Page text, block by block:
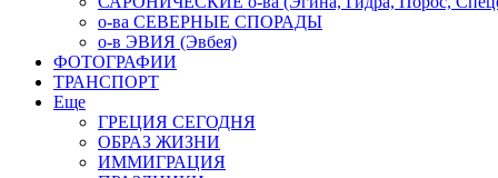
о-ва СЕВЕРНЫЕ СПОРАДЫ
о-в ЭВИЯ (Эвбея)
ФОТОГРАФИИ
ТРАНСПОРТ
Еще
ГРЕЦИЯ СЕГОДНЯ
ОБРАЗ ЖИЗНИ
ИММИГРАЦИЯ